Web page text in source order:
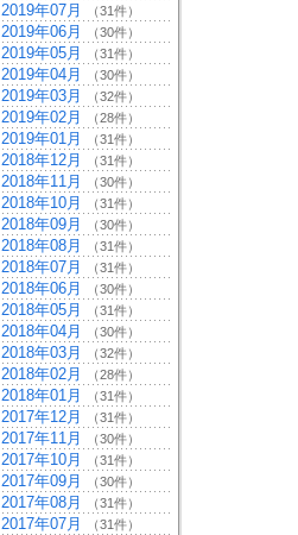
2019年07月 （31件）
2019年06月 （30件）
2019年05月 （31件）
2019年04月 （30件）
2019年03月 （32件）
2019年02月 （28件）
2019年01月 （31件）
2018年12月 （31件）
2018年11月 （30件）
2018年10月 （31件）
2018年09月 （30件）
2018年08月 （31件）
2018年07月 （31件）
2018年06月 （30件）
2018年05月 （31件）
2018年04月 （30件）
2018年03月 （32件）
2018年02月 （28件）
2018年01月 （31件）
2017年12月 （31件）
2017年11月 （30件）
2017年10月 （31件）
2017年09月 （30件）
2017年08月 （31件）
2017年07月 （31件）